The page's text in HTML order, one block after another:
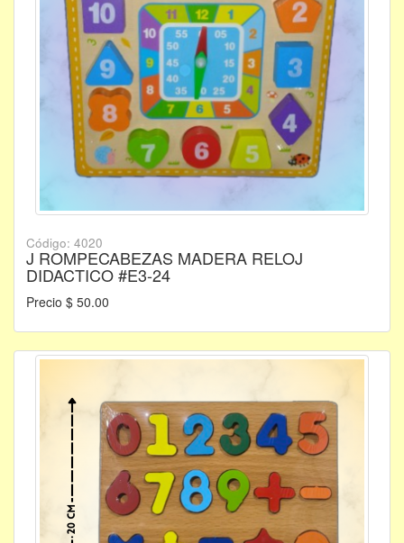
Código: 4020
J ROMPECABEZAS MADERA RELOJ
DIDACTICO #E3-24
Precio $ 50.00